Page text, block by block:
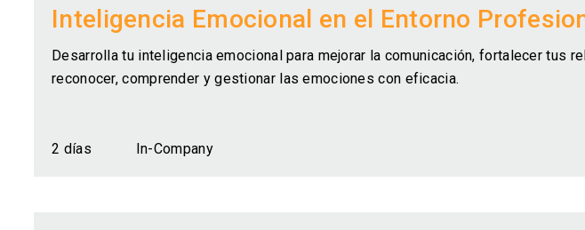
Inteligencia Emocional en el Entorno
Desarrolla tu inteligencia emocional para mejorar la comunicación, fortalecer tus
reconocer, comprender y gestionar las emociones con eficacia.
2 días In-Company